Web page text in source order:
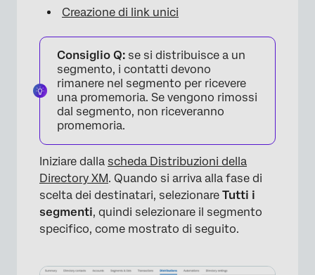
Creazione di link unici
Consiglio Q: se si distribuisce a un
segmento, i contatti devono
rimanere nel segmento per ricevere
una promemoria. Se vengono rimossi
dal segmento, non riceveranno
promemoria.
Iniziare dalla scheda Distribuzioni della
Directory XM. Quando si arriva alla fase di
scelta dei destinatari, selezionare Tutti i
segmenti, quindi selezionare il segmento
specifico, come mostrato di seguito.